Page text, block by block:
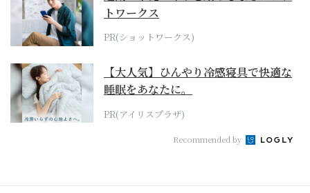
トワークス
PR(ショットワークス)
【大人気】ひんやり冷感寝具で快適な
睡眠をあなたに。
PR(アイリスプラザ)
Recommended by